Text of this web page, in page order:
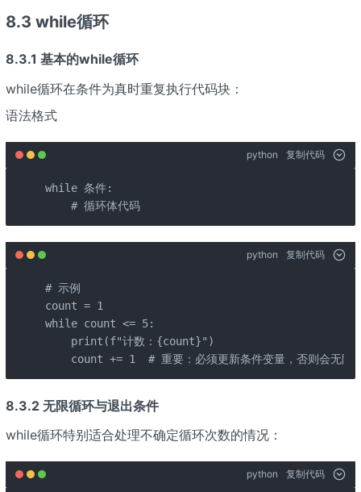
8.3 while循环
8.3.1 基本的while循环
while循环在条件为真时重复执行代码块：
语法格式
python 复制代码
while 条件:
    # 循环体代码
python 复制代码
# 示例
count = 1
while count <= 5:
    print(f"计数：{count}")
count += 1  # 重要：必须更新条件变量，否则会无限
8.3.2 无限循环与退出条件
while循环特别适合处理不确定循环次数的情况：
python 复制代码